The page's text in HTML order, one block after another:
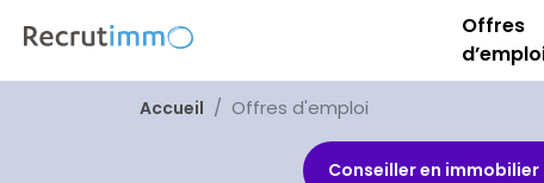
Offres
Accueil Offres d'emploi
Conseiller en immobilier